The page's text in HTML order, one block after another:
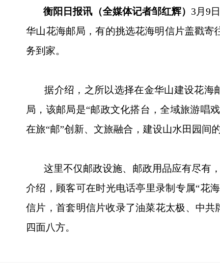
衡阳日报讯（全媒体记者邹红辉） 3月9
华山花海邮局，有的挑选花海明信片盖戳寄
务到家。
据介绍，之所以选择在金华山建设花海
局，该邮局是“邮政文化搭台，全域旅游唱
在旅“邮”创新、文旅融合，建设山水田园间
这里不仅邮政设施、邮政用品应有尽有，
介绍，顾客可在时光电话亭里录制专属“花
信片，首套明信片收录了油菜花太极、中
四面八方。